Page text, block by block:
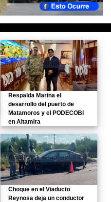
Respalda Marina el
desarrollo del puerto de
Matamoros y el PODECOBI
en Altamira
Choque en el Viaducto
Reynosa deja un conductor